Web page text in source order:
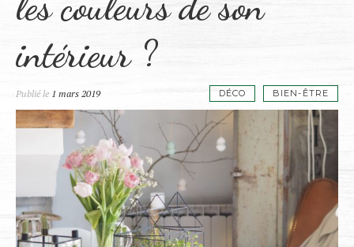
intérieur ?
Publié le 1 mars 2019 DÉCO BIEN-ÊTRE